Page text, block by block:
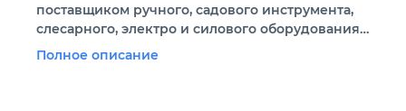
поставщиком ручного, садового инструмента,
слесарного, электро и силового оборудования
на российском рынке.
Полное описание